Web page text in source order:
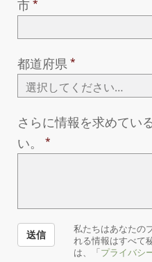
市
都道府県
さらに情報を求めてい
い。
送信
私たちはあなたの
れる情報はすべて
は、「プライバシ